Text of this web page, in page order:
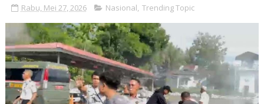
Rabu, Mei 27, 2026 Nasional, Trending Topic